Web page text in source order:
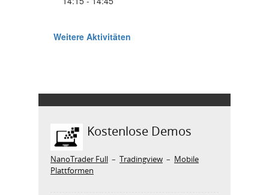
Kostenlose Demos
NanoTrader Full – Tradingview – Mobile
Plattformen